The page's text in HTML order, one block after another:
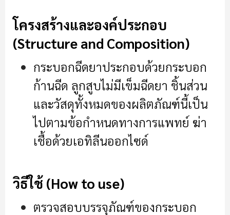
โครงสร้างและองค์ประกอบ
(Structure and Composition)
กระบอกฉีดยาประกอบด้วยกระบอก
ก้านฉีด ลูกสูบไม่มีเข็มฉีดยา ชิ้นส่วน
และวัสดุทั้งหมดของผลิตภัณฑ์นี้เป็น
ไปตามข้อกำหนดทางการแพทย์ ฆ่า
เชื้อด้วยเอทิลีนออกไซด์
วิธีใช้ (How to use)
ตรวจสอบบรรจุภัณฑ์ของกระบอก